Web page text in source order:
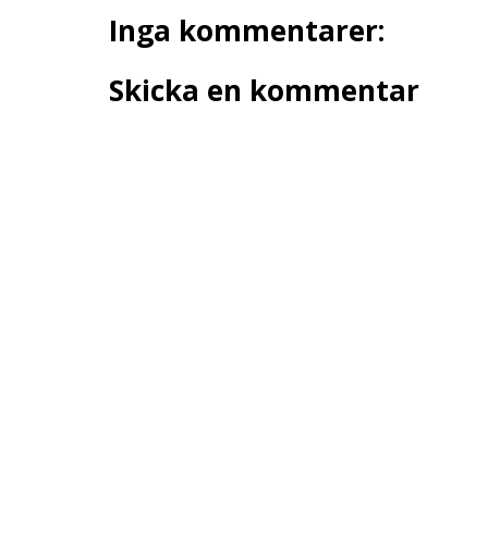
Inga kommentarer:
Skicka en kommentar